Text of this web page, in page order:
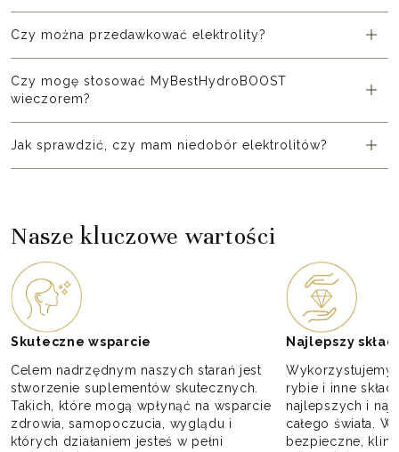
Czy można przedawkować elektrolity?
Czy mogę stosować MyBestHydroBOOST
wieczorem?
Jak sprawdzić, czy mam niedobór elektrolitów?
Nasze kluczowe wartości
Skuteczne wsparcie
Celem nadrzędnym naszych starań jest
stworzenie suplementów skutecznych.
Takich, które mogą wpłynąć na wsparcie
zdrowia, samopoczucia, wyglądu i
których działaniem jesteś w pełni
Najlepszy skład
Wykorzystujemy
rybie i inne
najlepszych i
całego świata.
bezpieczne,